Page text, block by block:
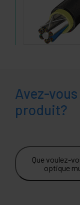
Avez-
produit?
Que voulez-
optique